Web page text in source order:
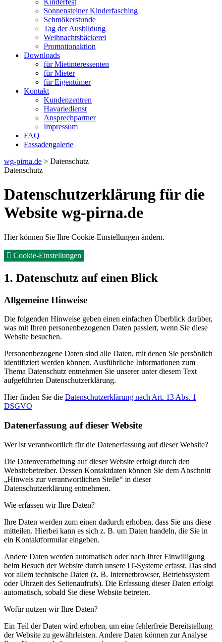
Sonnensteiner Kinderfasching
Schmökerstunde
Tag der Ausbildung
Weihnachtsbäckerei
Promotionaktion
Downloads
für Mietinteressenten
für Mieter
für Eigentümer
Kontakt
Kundenzentren
Havariedienst
Ansprechpartner
Impressum
FAQ
Fassadengalerie
wg-pirna.de > Datenschutz
Datenschutz
Datenschutzerklärung für die
Website wg-pirna.de
Hier können Sie Ihre Cookie-Einstellungen ändern.
Cookie-Einstellungen
1. Datenschutz auf einen Blick
Allgemeine Hinweise
Die folgenden Hinweise geben einen einfachen Überblick darüber,
was mit Ihren personenbezogenen Daten passiert, wenn Sie diese
Website besuchen.
Personenbezogene Daten sind alle Daten, mit denen Sie persönlich
identifiziert werden können. Ausführliche Informationen zum
Thema Datenschutz entnehmen Sie unserer unter diesem Text
aufgeführten Datenschutzerklärung.
Hier finden Sie die Datenschutzerklärung nach Art. 13 Abs. 1
DSGVO
Datenerfassung auf dieser Website
Wer ist verantwortlich für die Datenerfassung auf dieser Website?
Die Datenverarbeitung auf dieser Website erfolgt durch den
Websitebetreiber. Dessen Kontaktdaten können Sie dem Abschnitt
„Hinweis zur verantwortlichen Stelle“ in dieser
Datenschutzerklärung entnehmen.
Wie erfassen wir Ihre Daten?
Ihre Daten werden zum einen dadurch erhoben, dass Sie uns diese
mitteilen. Hierbei kann es sich z. B. um Daten handeln, die Sie in
ein Kontaktformular eingeben.
Andere Daten werden automatisch oder nach Ihrer Einwilligung
beim Besuch der Website durch unsere IT-Systeme erfasst. Das sind
vor allem technische Daten (z. B. Internetbrowser, Betriebssystem
oder Uhrzeit des Seitenaufrufs). Die Erfassung dieser Daten erfolgt
automatisch, sobald Sie diese Website betreten.
Wofür nutzen wir Ihre Daten?
Ein Teil der Daten wird erhoben, um eine fehlerfreie Bereitstellung
der Website zu gewährleisten. Andere Daten können zur Analyse